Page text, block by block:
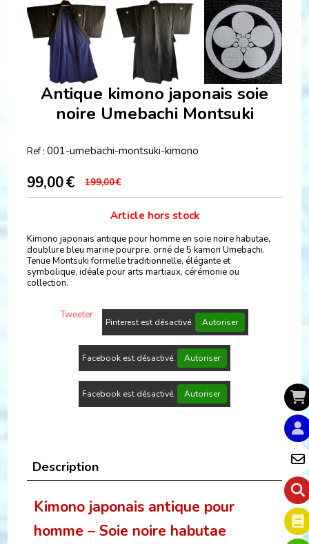
Antique kimono japonais soie
noire Umebachi Montsuki
Ref : 001-umebachi-montsuki-kimono
99,00€ 199,00€
Article hors stock
Kimono japonais antique pour homme en soie noire habutae,
doublure bleu marine pourpre, orné de 5 kamon Umebachi.
Tenue Montsuki formelle traditionnelle, élégante et
symbolique, idéale pour arts martiaux, cérémonie ou
collection.
Tweeter
Pinterest est désactivé. Autoriser
Facebook est désactivé. Autoriser
Facebook est désactivé. Autoriser
Description
Kimono japonais antique pour
homme – Soie noire habutae